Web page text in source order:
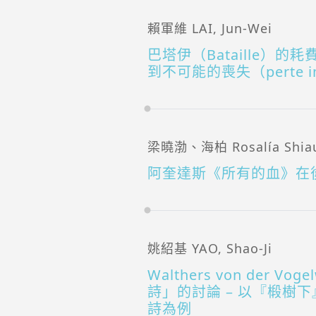
賴軍維 LAI, Jun-Wei
巴塔伊（Bataille）的耗
到不可能的喪失（perte
梁曉渤、海柏 Rosalía
阿奎達斯《所有的血》
姚紹基 YAO, Shao-Ji
Walthers von der
詩」的討論 – 以『椴樹
詩為例